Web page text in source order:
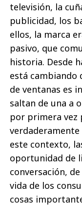
televisión, la
publicidad, los
ellos, la marca
pasivo, que
historia. Desde
está cambiando
de ventanas es
saltan de una a
por primera vez
verdaderamente
este contexto,
oportunidad de
conversación,
vida de los
cosas